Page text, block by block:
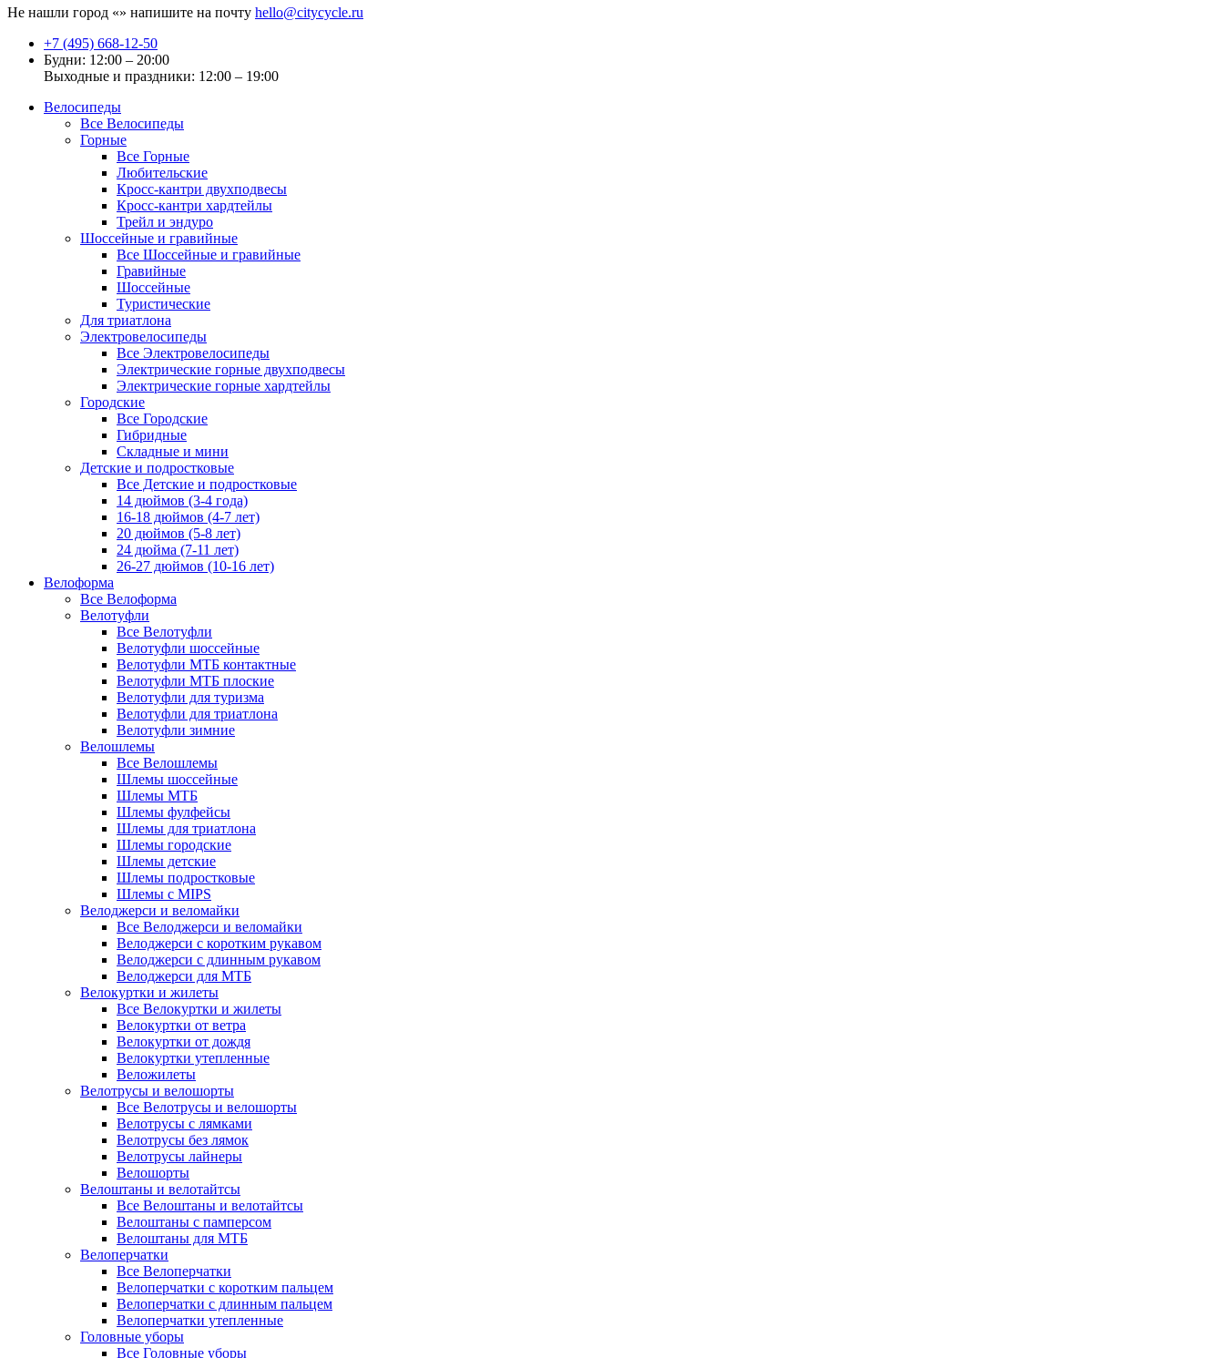
Не нашли город «» напишите на почту hello@citycycle.ru
+7 (495) 668-12-50
Будни: 12:00 – 20:00
Выходные и праздники: 12:00 – 19:00
Велосипеды
Все Велосипеды
Горные
Все Горные
Любительские
Кросс-кантри двухподвесы
Кросс-кантри хардтейлы
Трейл и эндуро
Шоссейные и гравийные
Все Шоссейные и гравийные
Гравийные
Шоссейные
Туристические
Для триатлона
Электровелосипеды
Все Электровелосипеды
Электрические горные двухподвесы
Электрические горные хардтейлы
Городские
Все Городские
Гибридные
Складные и мини
Детские и подростковые
Все Детские и подростковые
14 дюймов (3-4 года)
16-18 дюймов (4-7 лет)
20 дюймов (5-8 лет)
24 дюйма (7-11 лет)
26-27 дюймов (10-16 лет)
Велоформа
Все Велоформа
Велотуфли
Все Велотуфли
Велотуфли шоссейные
Велотуфли МТБ контактные
Велотуфли МТБ плоские
Велотуфли для туризма
Велотуфли для триатлона
Велотуфли зимние
Велошлемы
Все Велошлемы
Шлемы шоссейные
Шлемы МТБ
Шлемы фулфейсы
Шлемы для триатлона
Шлемы городские
Шлемы детские
Шлемы подростковые
Шлемы с MIPS
Велоджерси и веломайки
Все Велоджерси и веломайки
Велоджерси с коротким рукавом
Велоджерси с длинным рукавом
Велоджерси для МТБ
Велокуртки и жилеты
Все Велокуртки и жилеты
Велокуртки от ветра
Велокуртки от дождя
Велокуртки утепленные
Веложилеты
Велотрусы и велошорты
Все Велотрусы и велошорты
Велотрусы с лямками
Велотрусы без лямок
Велотрусы лайнеры
Велошорты
Велоштаны и велотайтсы
Все Велоштаны и велотайтсы
Велоштаны с памперсом
Велоштаны для МТБ
Велоперчатки
Все Велоперчатки
Велоперчатки с коротким пальцем
Велоперчатки с длинным пальцем
Велоперчатки утепленные
Головные уборы
Все Головные уборы